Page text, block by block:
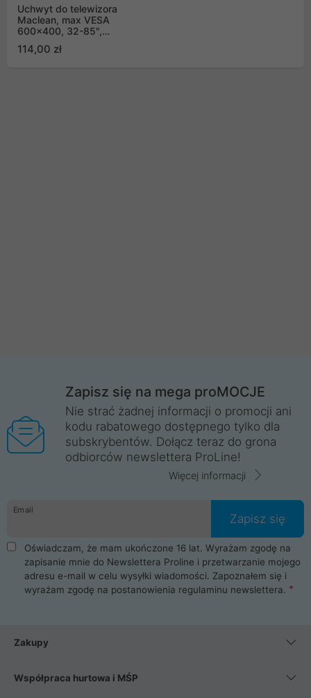
Uchwyt do telewizora
Maclean, max VESA
600x400, 32-85",
i poziomie, profil 65-
114,00 zł
Zapisz się na mega proMOCJE
Nie strać żadnej informacji o promocji ani
kodu rabatowego dostępnego tylko dla
subskrybentów. Dołącz teraz do grona
odbiorców newslettera ProLine!
Więcej informacji
Email
Zapisz się
Oświadczam, że mam ukończone 16 lat. Wyrażam zgodę na
zapisanie mnie do Newslettera Proline i przetwarzanie mojego
adresu e-mail w celu wysyłki wiadomości. Zapoznałem się i
wyrażam zgodę na postanowienia regulaminu newslettera.
Zakupy
Współpraca hurtowa i MŚP